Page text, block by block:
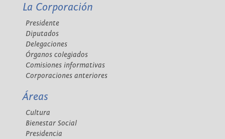
La Corporación
Presidente
Diputados
Delegaciones
Órganos colegiados
Comisiones informativas
Corporaciones anteriores
Áreas
Cultura
Bienestar Social
Presidencia